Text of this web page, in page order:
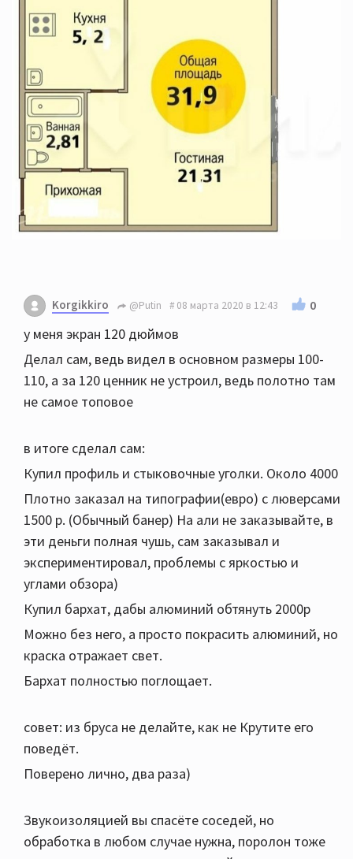
Korgikkiro @Putin 08 марта 2020 в 12:43 0
у меня экран 120 дюймов
Делал сам, ведь видел в основном размеры 100-
110, а за 120 ценник не устроил, ведь полотно там
не самое топовое
в итоге сделал сам:
Купил профиль и стыковочные уголки. Около 4000
Плотно заказал на типографии(евро) с люверсами
1500 р. (Обычный банер) На али не заказывайте, в
эти деньги полная чушь, сам заказывал и
экспериментировал, проблемы с яркостью и
углами обзора)
Купил бархат, дабы алюминий обтянуть 2000р
Можно без него, а просто покрасить алюминий, но
краска отражает свет.
Бархат полностью поглощает.
совет: из бруса не делайте, как не Крутите его
поведёт.
Поверено лично, два раза)
Звукоизоляцией вы спасёте соседей, но
обработка в любом случае нужна, поролон тоже